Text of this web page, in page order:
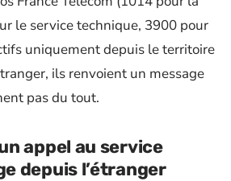
le service technique, 3900 pour
uniquement depuis le territoire
ils renvoient un message
pas du tout.
appel au service
depuis l’étranger